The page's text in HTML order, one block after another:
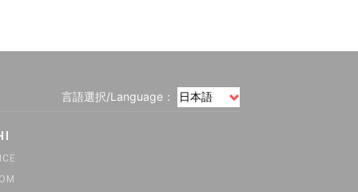
言語選択/Language：